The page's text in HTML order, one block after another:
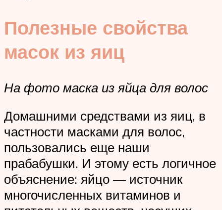
Полезные свойства
масок из яиц
На фото маска из яйца для волос
Домашними средствами из яиц, в
частности масками для волос,
пользовались еще наши
прабабушки. И этому есть логичное
объяснение: яйцо — источник
многочисленных витаминов и